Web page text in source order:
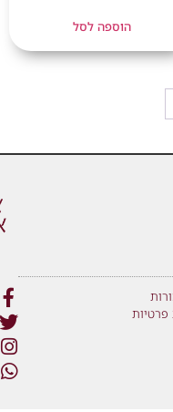
הוספה לסל
פרטיות